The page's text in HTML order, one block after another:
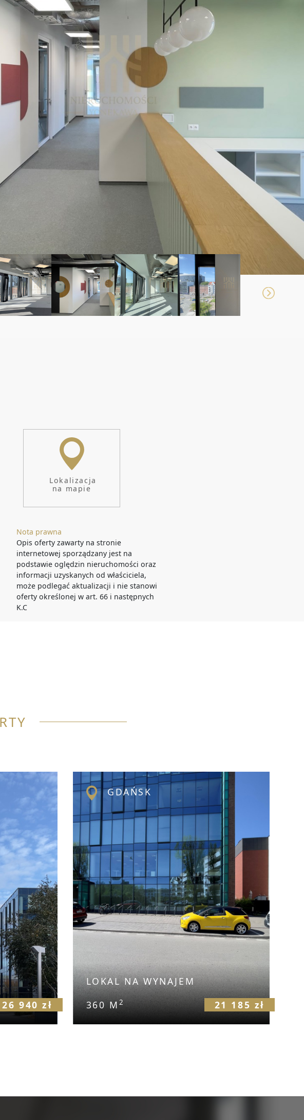
opłata eksploatacyjna 24,90 PLN/mkw
miejsca parkingowe 90,00 EUR
media według zużycia
*wszystkie stawki netto + VAT
Zapraszam po więcej szczegółów oraz na prezentację
obiektu w dogodnym terminie.
Podane w zestawieniu stawki czynszu nie stanowią
oferty, są jedynie propozycją cenową.
Oferta dedykowana pod potrzeby najemcy
przygotowywana indywidualnie.
WSPIERAM TRÓJMIEJSKIE FIRMY W WYBORZE,
ANALIZIE ORAZ NEGOCJACJACH WARUNKÓW NAJMU
NIERUCHOMOŚCI KOMERCYJNYCH OD 2015 ROKU.
DOSTARCZĘ OPTYMALNE ROZWIĄZANIE DLA
KAŻDEGO BIZNESU DOSTOSOWANE DO
Lokalizacja
na mapie
Nota prawna
Opis oferty zawarty na stronie
internetowej sporządzany jest na
podstawie oględzin nieruchomości oraz
informacji uzyskanych od właściciela,
może podlegać aktualizacji i nie stanowi
oferty określonej w art. 66 i następnych
K.C
26 940 zł
GDAŃSK
LOKAL NA WYNAJEM
360 M2 21 185 zł